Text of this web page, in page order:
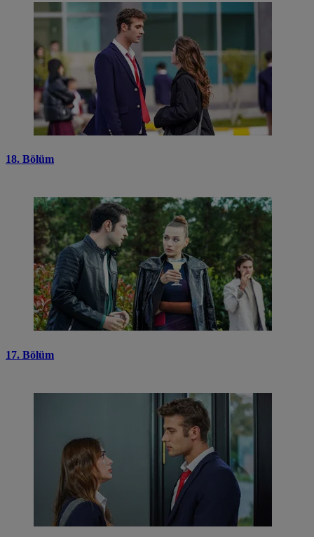
18. Bölüm
17. Bölüm